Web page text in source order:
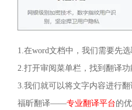
1.在word文档中，我们需要先选
2.打开审阅菜单栏，找到翻译功
3.我们就可以将文字内容进行翻
福昕翻译——专业翻译平台的